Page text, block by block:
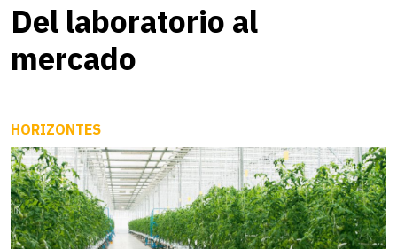
Del laboratorio al
mercado
HORIZONTES